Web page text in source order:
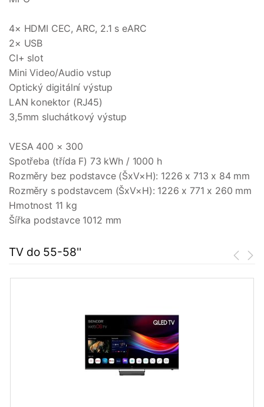
4× HDMI CEC, ARC, 2.1 s eARC
2× USB
CI+ slot
Mini Video/Audio vstup
Optický digitální výstup
LAN konektor (RJ45)
3,5mm sluchátkový výstup
VESA 400 × 300
Spotřeba (třída F) 73 kWh / 1000 h
Rozměry bez podstavce (ŠxV×H): 1226 x 713 x 84 mm
Rozměry s podstavcem (ŠxV×H): 1226 x 771 x 260 mm
Hmotnost 11 kg
Šířka podstavce 1012 mm
TV do 55-58''